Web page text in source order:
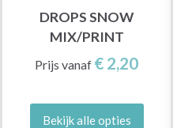
DROPS SNOW
MIX/PRINT
Prijs vanaf € 2,20
Bekijk alle opties